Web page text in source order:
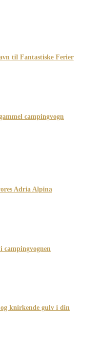
til Fantastiske Ferier
campingvogn
Adria Alpina
campingvognen
knirkende gulv i din